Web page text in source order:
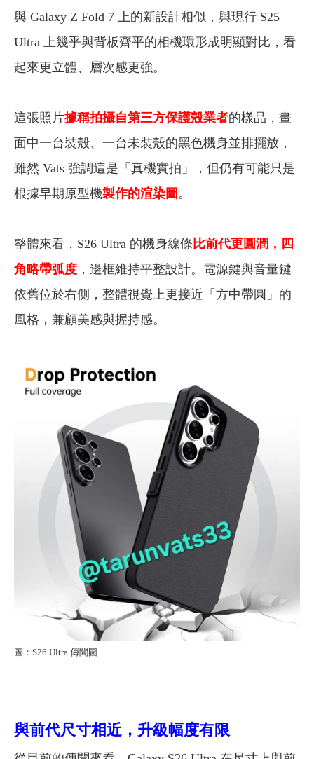
與 Galaxy Z Fold 7 上的新設計相似，與現行 S25
Ultra 上幾乎與背板齊平的相機環形成明顯對比，看
起來更立體、層次感更強。
這張照片據稱拍攝自第三方保護殼業者的樣品，畫
面中一台裝殼、一台未裝殼的黑色機身並排擺放，
雖然 Vats 強調這是「真機實拍」，但仍有可能只是
根據早期原型機製作的渲染圖 。
整體來看，S26 Ultra 的機身線條 比前代更圓潤，四
角略帶弧度 ，邊框維持平整設計。電源鍵與音量鍵
依舊位於右側，整體視覺上更接近「方中帶圓」的
風格，兼顧美感與握持感。
圖：S26 Ultra 傳聞圖
與前代尺寸相近，升級幅度有限